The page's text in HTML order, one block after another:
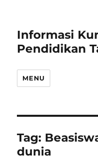
Informasi
Pendidikan
MENU
Tag:
dunia